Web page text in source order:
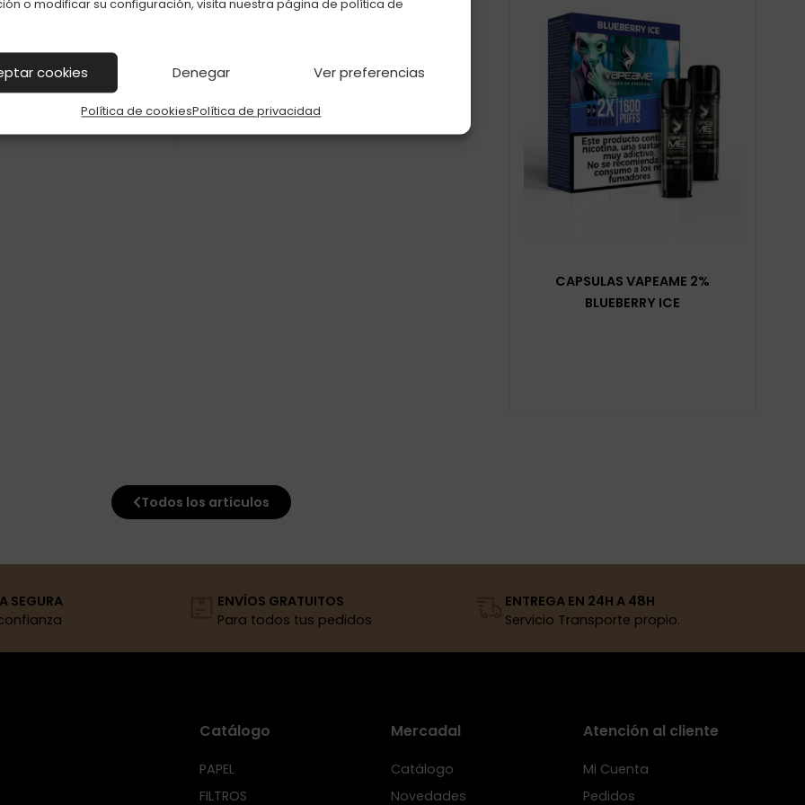
o modificar su configuración, visita nuestra página de política de
cookies Denegar Ver preferencias
Política de cookiesPolítica de privacidad
TAPPO TAPPO
20MG
PEACH 20MG
CAPSULAS VAPEAME 2%
BLUEBERRY ICE
Todos los artículos
SEGURA
ENVÍOS GRATUITOS
Para todos tus pedidos
ENTREGA EN 24H A 48H
Servicio Transporte propio.
Catálogo
PAPEL
FILTROS
Mercadal
Catálogo
Novedades
Atención al cliente
Mi Cuenta
Pedidos